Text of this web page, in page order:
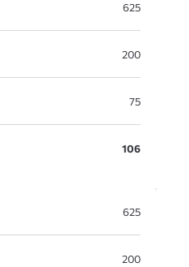
625
200
75
106
625
200